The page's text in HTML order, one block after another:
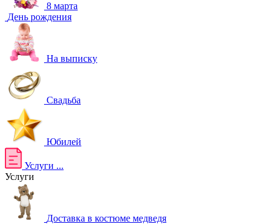
8 марта
День рождения
На выписку
Свадьба
Юбилей
Услуги ...
Услуги
Доставка в костюме медведя